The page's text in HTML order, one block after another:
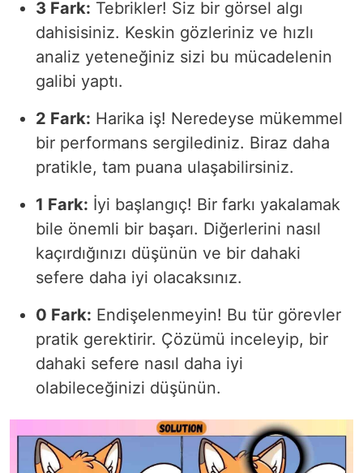
3 Fark: Tebrikler! Siz bir görsel algı
dahisisiniz. Keskin gözleriniz ve hızlı
analiz yeteneğiniz sizi bu mücadelenin
galibi yaptı.
2 Fark: Harika iş! Neredeyse mükemmel
bir performans sergilediniz. Biraz daha
pratikle, tam puana ulaşabilirsiniz.
1 Fark: İyi başlangıç! Bir farkı yakalamak
bile önemli bir başarı. Diğerlerini nasıl
kaçırdığınızı düşünün ve bir dahaki
sefere daha iyi olacaksınız.
0 Fark: Endişelenmeyin! Bu tür görevler
pratik gerektirir. Çözümü inceleyip, bir
dahaki sefere nasıl daha iyi
olabileceğinizi düşünün.